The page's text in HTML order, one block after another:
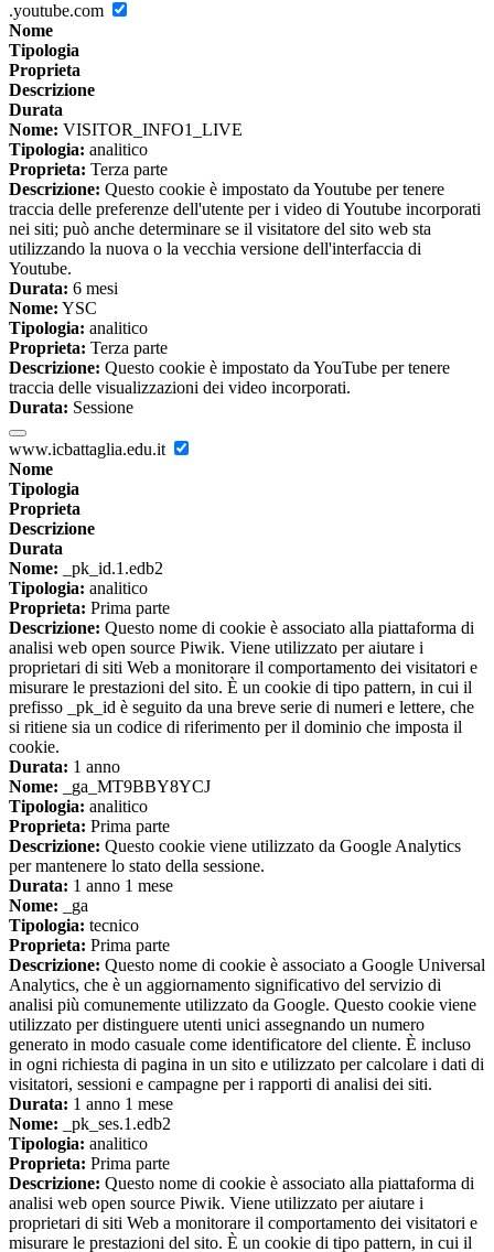
.youtube.com
Nome
Tipologia
Proprieta
Descrizione
Durata
Nome: VISITOR_INFO1_LIVE
Tipologia: analitico
Proprieta: Terza parte
Descrizione: Questo cookie è impostato da Youtube per tenere
traccia delle preferenze dell'utente per i video di Youtube incorporati
nei siti; può anche determinare se il visitatore del sito web sta
utilizzando la nuova o la vecchia versione dell'interfaccia di
Youtube.
Durata: 6 mesi
Nome: YSC
Tipologia: analitico
Proprieta: Terza parte
Descrizione: Questo cookie è impostato da YouTube per tenere
traccia delle visualizzazioni dei video incorporati.
Durata: Sessione
www.icbattaglia.edu.it
Nome
Tipologia
Proprieta
Descrizione
Durata
Nome: _pk_id.1.edb2
Tipologia: analitico
Proprieta: Prima parte
Descrizione: Questo nome di cookie è associato alla piattaforma di
analisi web open source Piwik. Viene utilizzato per aiutare i
proprietari di siti Web a monitorare il comportamento dei visitatori e
misurare le prestazioni del sito. È un cookie di tipo pattern, in cui il
prefisso _pk_id è seguito da una breve serie di numeri e lettere, che
si ritiene sia un codice di riferimento per il dominio che imposta il
cookie.
Durata: 1 anno
Nome: _ga_MT9BBY8YCJ
Tipologia: analitico
Proprieta: Prima parte
Descrizione: Questo cookie viene utilizzato da Google Analytics
per mantenere lo stato della sessione.
Durata: 1 anno 1 mese
Nome: _ga
Tipologia: tecnico
Proprieta: Prima parte
Descrizione: Questo nome di cookie è associato a Google Universal
Analytics, che è un aggiornamento significativo del servizio di
analisi più comunemente utilizzato da Google. Questo cookie viene
utilizzato per distinguere utenti unici assegnando un numero
generato in modo casuale come identificatore del cliente. È incluso
in ogni richiesta di pagina in un sito e utilizzato per calcolare i dati di
visitatori, sessioni e campagne per i rapporti di analisi dei siti.
Durata: 1 anno 1 mese
Nome: _pk_ses.1.edb2
Tipologia: analitico
Proprieta: Prima parte
Descrizione: Questo nome di cookie è associato alla piattaforma di
analisi web open source Piwik. Viene utilizzato per aiutare i
proprietari di siti Web a monitorare il comportamento dei visitatori e
misurare le prestazioni del sito. È un cookie di tipo pattern, in cui il